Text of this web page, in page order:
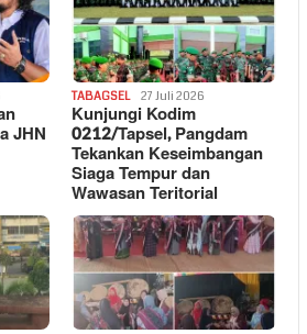
JHN
TABAGSEL 27 Juli 2026
Kunjungi Kodim
0212/Tapsel, Pangdam
Tekankan Keseimbangan
Siaga Tempur dan
Wawasan Teritorial